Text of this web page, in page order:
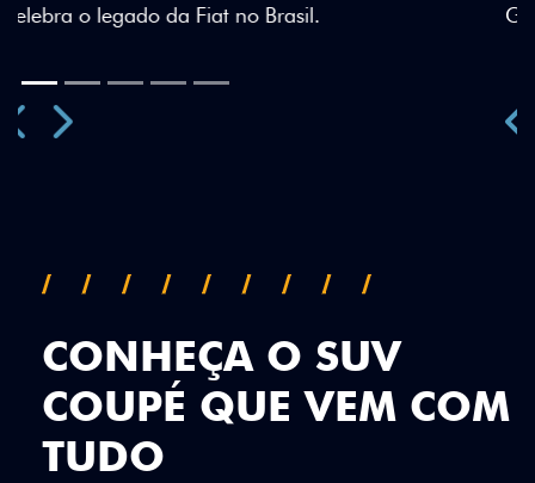
Green criam uma identidade visual única.
Previous
CONHEÇA O SUV
COUPÉ QUE VEM COM
TUDO